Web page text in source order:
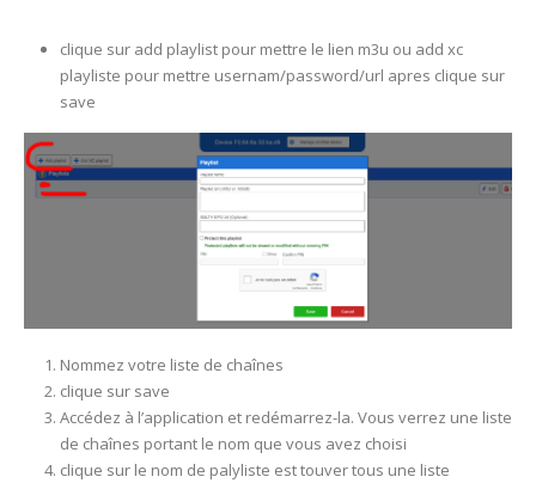
clique sur add playlist pour mettre le lien m3u ou add xc
playliste pour mettre usernam/password/url apres clique sur
save
Nommez votre liste de chaînes
clique sur save
Accédez à l’application et redémarrez-la. Vous verrez une liste
de chaînes portant le nom que vous avez choisi
clique sur le nom de palyliste est touver tous une liste